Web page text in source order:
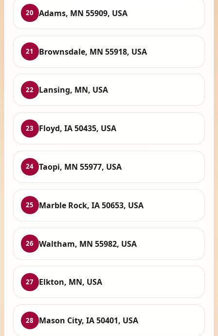
20 Adams, MN 55909, USA
21 Brownsdale, MN 55918, USA
22 Lansing, MN, USA
23 Floyd, IA 50435, USA
24 Taopi, MN 55977, USA
25 Marble Rock, IA 50653, USA
26 Waltham, MN 55982, USA
27 Elkton, MN, USA
28 Mason City, IA 50401, USA